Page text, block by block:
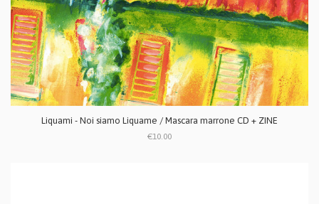
Liquami - Noi siamo Liquame / Mascara marrone CD + ZINE
€10.00